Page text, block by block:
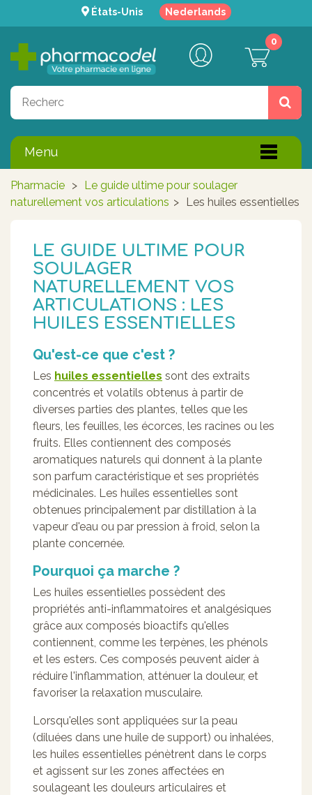
États-Unis Nederlands
0
Menu
Pharmacie > Le guide ultime pour soulager
naturellement vos articulations > Les huiles essentielles
LE GUIDE ULTIME POUR
SOULAGER
NATURELLEMENT VOS
ARTICULATIONS : LES
HUILES ESSENTIELLES
Qu'est-ce que c'est ?
Les huiles essentielles sont des extraits
concentrés et volatils obtenus à partir de
diverses parties des plantes, telles que les
fleurs, les feuilles, les écorces, les racines ou les
fruits. Elles contiennent des composés
aromatiques naturels qui donnent à la plante
son parfum caractéristique et ses propriétés
médicinales. Les huiles essentielles sont
obtenues principalement par distillation à la
vapeur d'eau ou par pression à froid, selon la
plante concernée.
Pourquoi ça marche ?
Les huiles essentielles possèdent des
propriétés anti-inflammatoires et analgésiques
grâce aux composés bioactifs qu'elles
contiennent, comme les terpènes, les phénols
et les esters. Ces composés peuvent aider à
réduire l'inflammation, atténuer la douleur, et
favoriser la relaxation musculaire.
Lorsqu'elles sont appliquées sur la peau
(diluées dans une huile de support) ou inhalées,
les huiles essentielles pénètrent dans le corps
et agissent sur les zones affectées en
soulageant les douleurs articulaires et